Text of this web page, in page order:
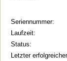
Seriennummer:
Laufzeit:
Status:
Letzter